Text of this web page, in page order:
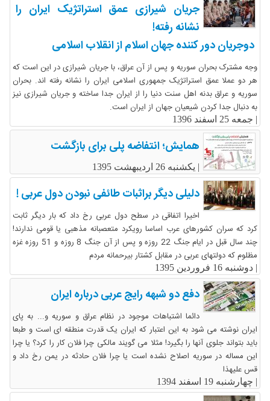
جریان شیرازی عمق استراتژیک ایران را
نشانه رفته!
دوجریان دور کننده جهان اسلام از انقلاب اسلامی
وجه مشترک بحران سوریه و پس از آن عراق، با جریان شیرازی در این است که
هر دو عملا عمق استراتژیک جمهوری اسلامی ایران را نشانه رفته اند. بحران
سوریه و عراق بدنه اهل سنت دنیا را از ایران جدا ساخته و جریان شیرازی نیز
به دنبال جدا کردن شیعیان جهان از ایران است.
| جمعه 25 اسفند 1396
همایش؛ انتفاضه پلی برای بازگشت
| یکشنبه 26 اردیبهشت 1395
دلیلی دیگر براثبات طائفی نبودن دول عربی !
اخیرا اتفاقی در سطح دول عربی رخ داد که بار دیگر ثابت
کرد که سران کشورهای عرب اساسا رویکرد متعصبانه مذهبی یا قومی ندارند!
چند سال قبل در ایام جنگ 22 روزه و پس از آن جنگ 8 روزه و 51 روزه غزه
مظلوم که دولتهای عربی در مقابل کشتار بیرحمانه مردم
| دوشنبه 16 فروردین 1395
دفع دو شبهه رایج عربی درباره ایران
دائما اشتباهات موجود در نظام عراق و سوریه و... به پای
ایران نوشته می شود به این اعتبار که ایران یک قدرت منطقه ای است و طبعا
باید بتواند جلوی آنها را بگیرد! مثلا می گویند مالکی چرا فلان کار را کرد؟ یا چرا
این مساله در سوریه اصلاح نشده است یا چرا فلان حادثه در یمن رخ داد و
قس علیهذا
| چهارشنبه 19 اسفند 1394